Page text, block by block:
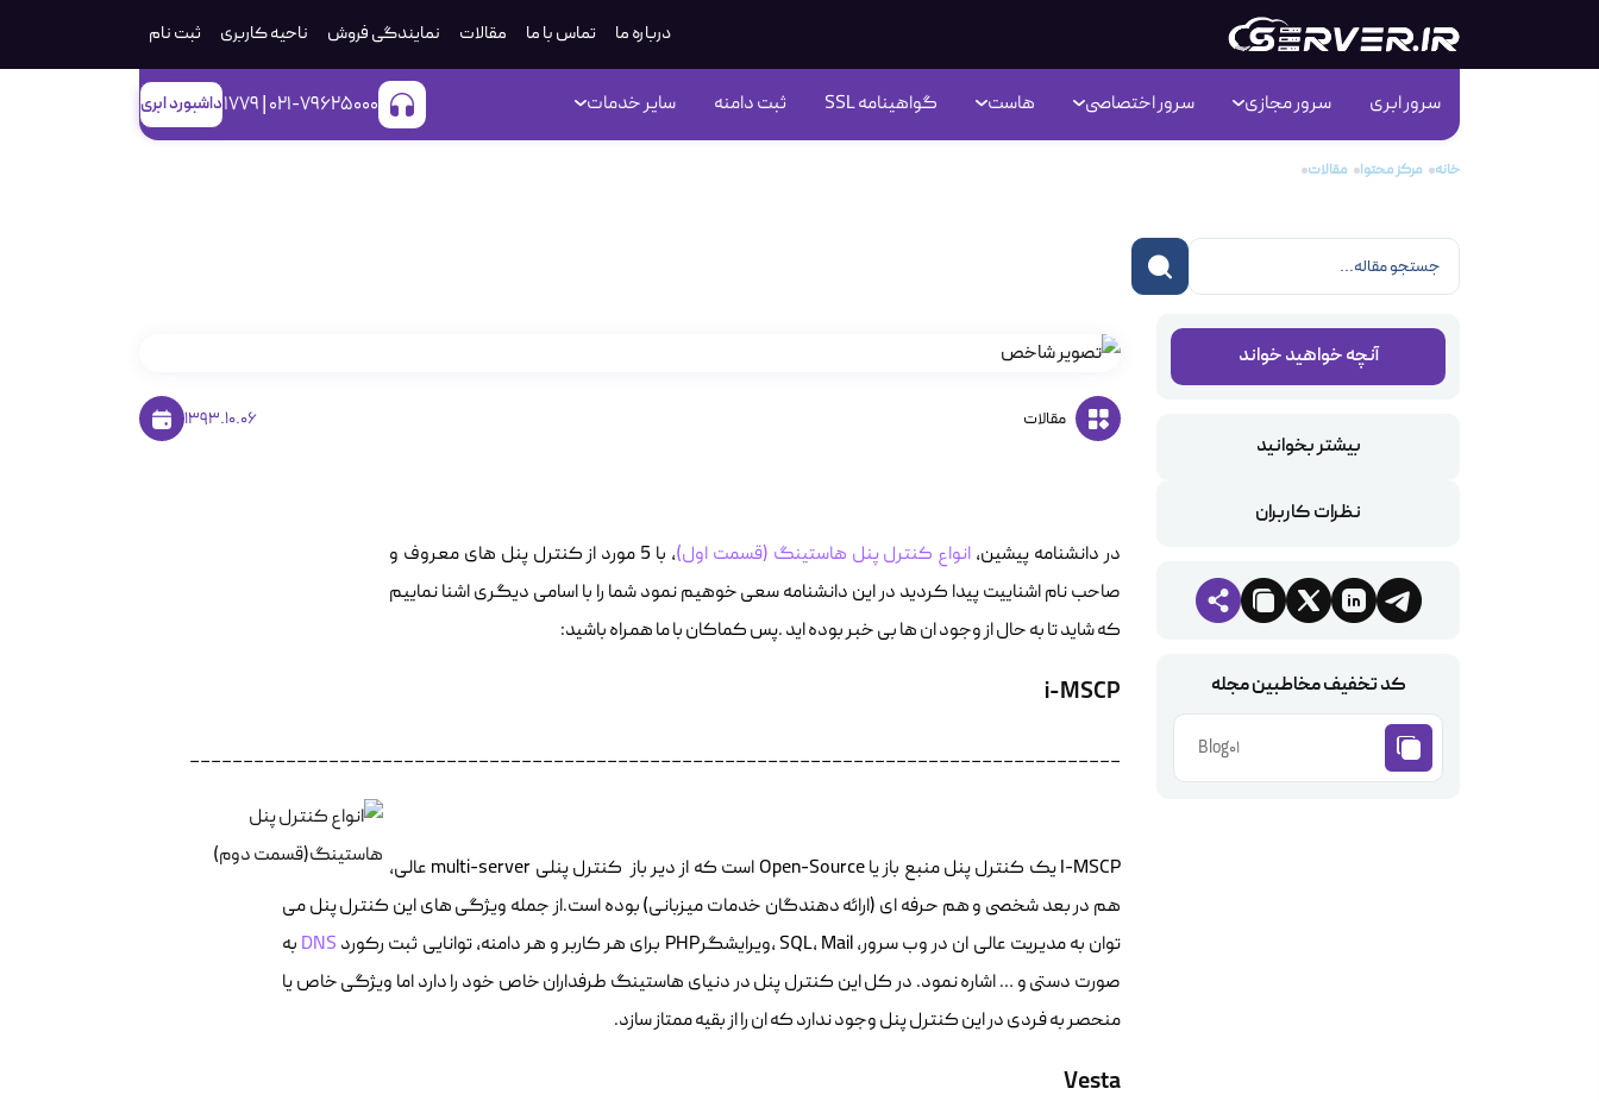
درباره ما تماس با ما مقالات نمایندگی فروش ناحیه کاربری ثبت‌ نام
سرور ابری سرور مجازی سرور اختصاصی هاست گواهینامه SSL ثبت دامنه سایر خدمات 021-79625000 | 1779 داشبورد ابری
خانه مرکز محتوا مقالات
آنچه خواهید خواند
بیشتر بخوانید
نظرات کاربران
کد تخفیف مخاطبین مجله
Blog01
مقالات 1393.10.06
در دانشنامه پیشین، انواع کنترل پنل هاستینگ (قسمت اول)
، با 5 مورد از کنترل پنل های معروف و
صاحب نام اشناییت پیدا کردید در این دانشنامه سعی خوهیم نمود شما را با اسامی دیگری اشنا نماییم
که شاید تا به حال از وجود ان ها بی خبر بوده اید .پس کماکان با ما همراه باشید:
i-MSCP
_______________________________________________________________________________________
I-MSCP یک کنترل پنل منبع باز یا Open-Source است که از دیر باز کنترل پنلی multi-server عالی،
هم در بعد شخصی و هم حرفه ای (ارائه دهندگان خدمات میزبانی) بوده است.از جمله ویژگی های این کنترل پنل می
توان به مدیریت عالی ان در وب سرور، SQL، Mail ،
ویرایشگرPHP برای هر کاربر و هر دامنه، توانایی ثبت رکورد DNS به
صورت دستی و … اشاره نمود. در کل این کنترل پنل در دنیای هاستینگ طرفداران خاص خود را دارد اما ویژگی خاص یا
منحصر به فردی در این کنترل پنل وجود ندارد که ان را از بقیه ممتاز سازد.
Vesta